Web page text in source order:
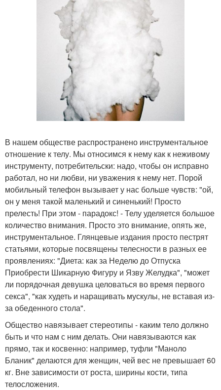
В нашем обществе распространено инструментальное
отношение к телу. Мы относимся к нему как к неживому
инструменту, потребительски: надо, чтобы он исправно
работал, но ни любви, ни уважения к нему нет. Порой
мобильный телефон вызывает у нас больше чувств: "ой,
он у меня такой маленький и синенький! Просто
прелесть! При этом - парадокс! - Телу уделяется большое
количество внимания. Просто это внимание, опять же,
инструментальное. Глянцевые издания просто пестрят
статьями, которые посвящены телесности в разных ее
проявлениях: "Диета: как за Неделю до Отпуска
Приобрести Шикарную Фигуру и Язву Желудка", "может
ли порядочная девушка целоваться во время первого
секса", "как худеть и наращивать мускулы, не вставая из-
за обеденного стола".
Общество навязывает стереотипы - каким тело должно
быть и что нам с ним делать. Они навязываются как
прямо, так и косвенно: например, туфли "Маноло
Бланик" делаются для женщин, чей вес не превышает 60
кг. Вне зависимости от роста, ширины кости, типа
телосложения.